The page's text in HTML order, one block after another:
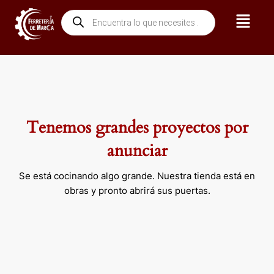
contenido
Búsqueda
de
productos
Menú
Tenemos grandes proyectos por
anunciar
Se está cocinando algo grande. Nuestra tienda está en
obras y pronto abrirá sus puertas.